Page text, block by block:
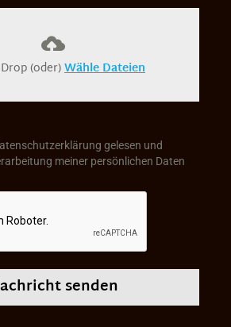
(oder)Wähle Dateien
gelesen und
meiner persönlichen Daten
senden